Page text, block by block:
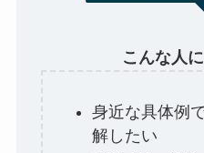
こんな人
身近な具体例
解したい